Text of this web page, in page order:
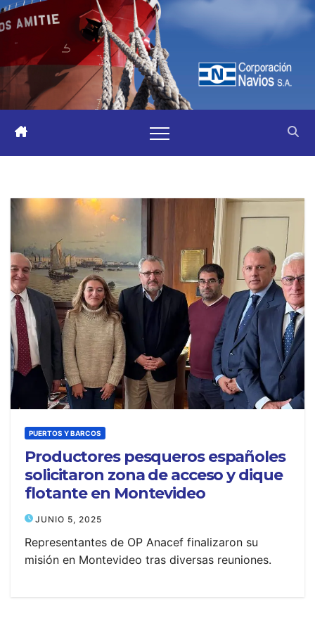
PUERTOS Y BARCOS
Productores pesqueros españoles
solicitaron zona de acceso y dique
flotante en Montevideo
JUNIO 5, 2025
Representantes de OP Anacef finalizaron su
misión en Montevideo tras diversas reuniones.